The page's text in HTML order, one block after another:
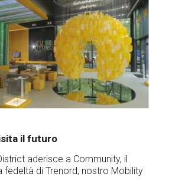
il futuro
aderisce a Community, il
fedeltà di Trenord, nostro Mobility